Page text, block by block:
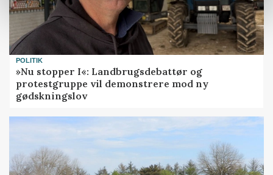
POLITIK
»Nu stopper I«: Landbrugsdebattør og
protestgruppe vil demonstrere mod ny
gødskningslov